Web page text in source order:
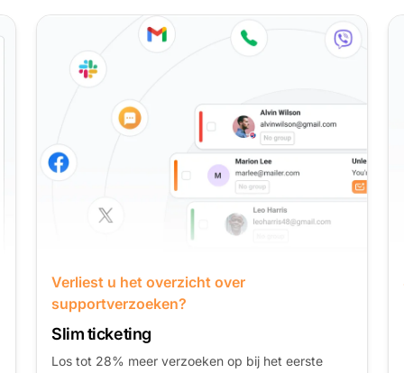
Sturen klanten u berichten via sociale
media?
Integraties met sociale media
Reageer tot 75% sneller op berichten via sociale